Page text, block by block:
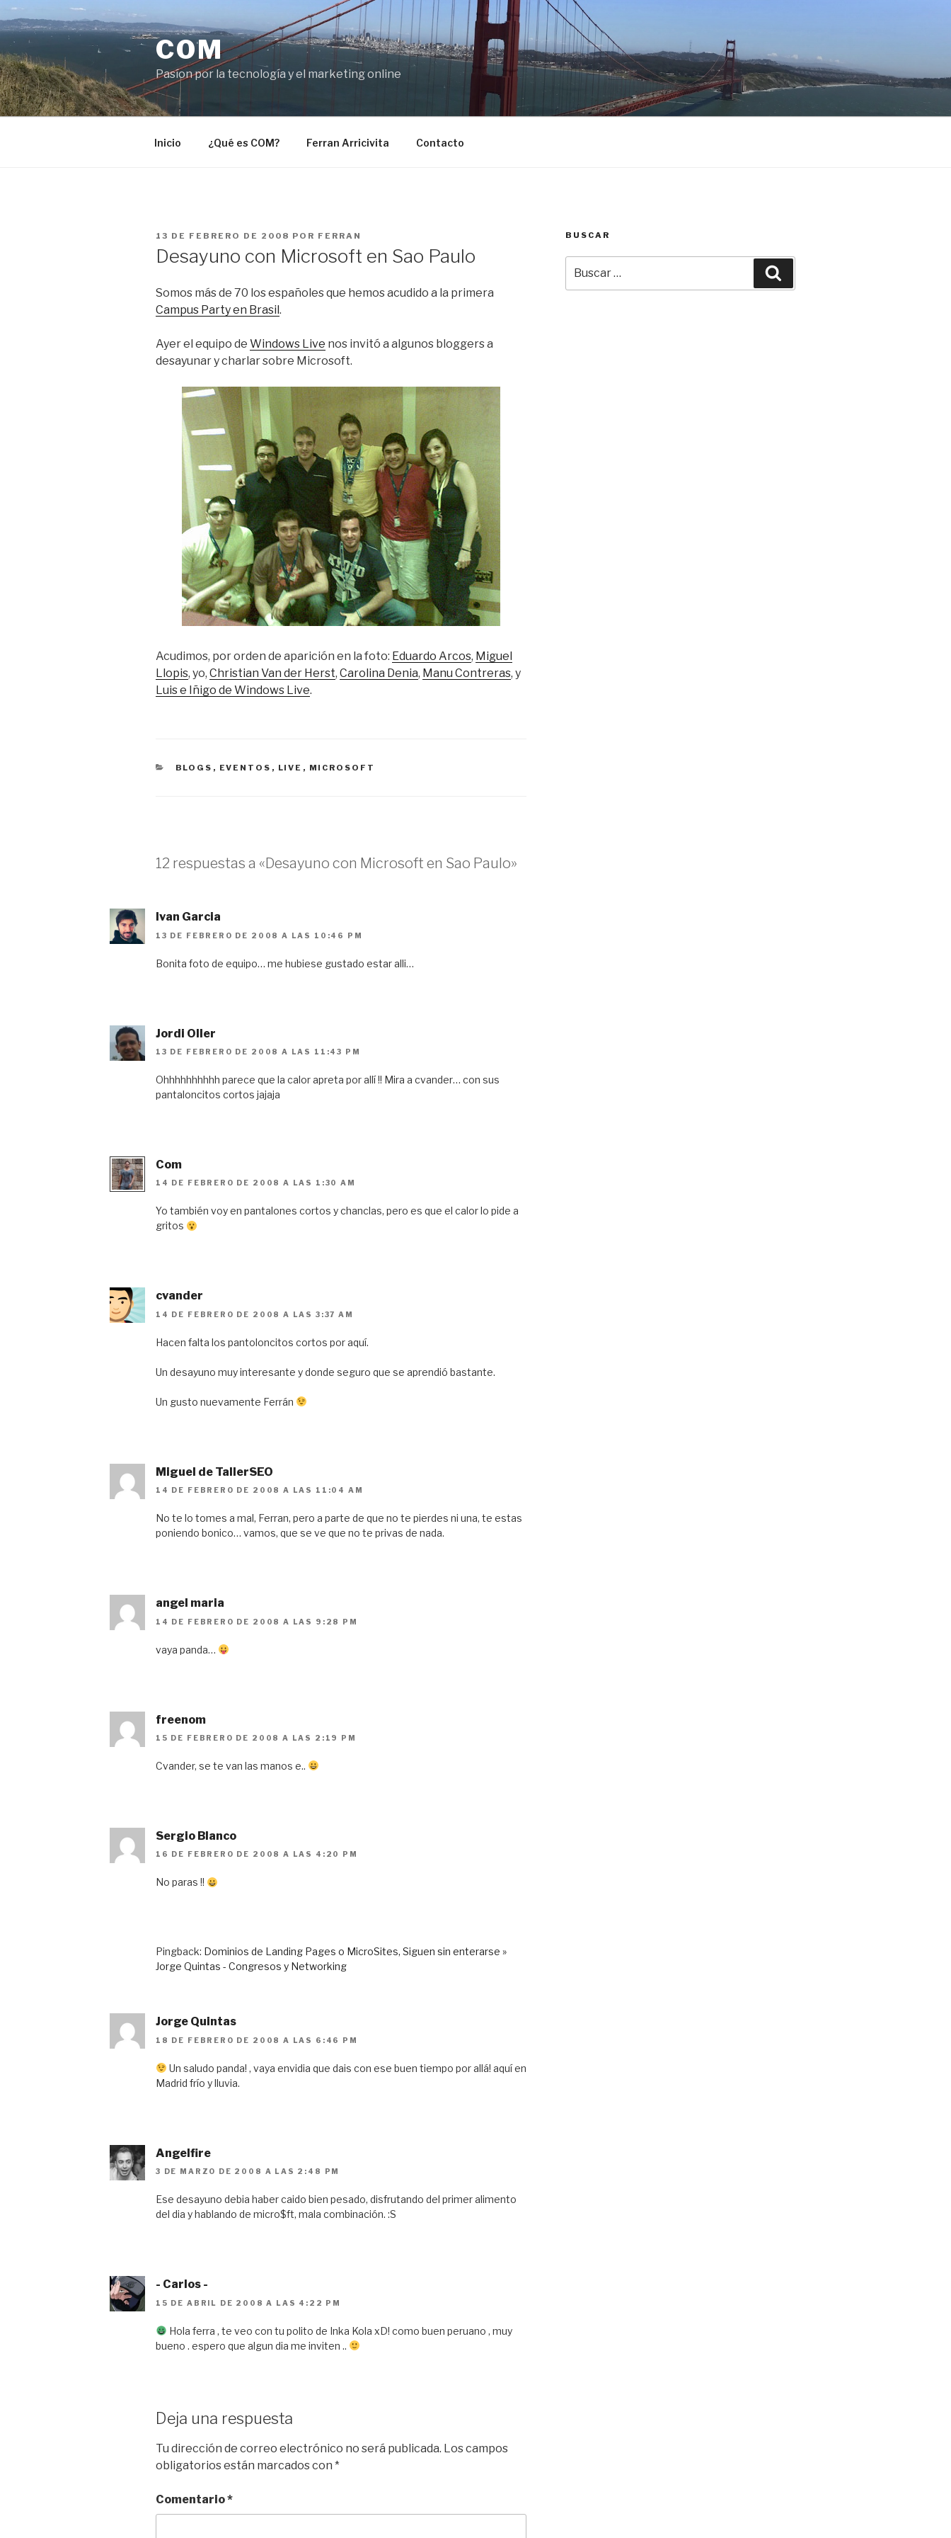
Saltar
al
contenido
COM
Pasíon por la tecnología y el marketing online
Inicio ¿Qué es COM? Ferran Arricivita Contacto
PUBLICADO
13 DE FEBRERO DE 2008 POR FERRAN
Desayuno con Microsoft en Sao Paulo
Somos más de 70 los españoles que hemos acudido a la primera
Campus Party en Brasil .
Ayer el equipo de Windows Live nos invitó a algunos bloggers a
desayunar y charlar sobre Microsoft.
Acudimos, por orden de aparición en la foto: Eduardo Arcos, Miguel
Llopis, yo, Christian Van der Herst, Carolina Denia, Manu Contreras, y
Luis e Iñigo de Windows Live.
CATEGORÍAS
BLOGS , EVENTOS , LIVE , MICROSOFT
12 respuestas a «Desayuno con Microsoft en Sao Paulo»
Ivan Garcia
13 DE FEBRERO DE 2008 A LAS 10:46 PM
Bonita foto de equipo… me hubiese gustado estar alli…
Jordi Oller
13 DE FEBRERO DE 2008 A LAS 11:43 PM
Ohhhhhhhhhh parece que la calor apreta por allí !! Mira a cvander… con sus
pantaloncitos cortos jajaja
Com
14 DE FEBRERO DE 2008 A LAS 1:30 AM
Yo también voy en pantalones cortos y chanclas, pero es que el calor lo pide a
gritos
cvander
14 DE FEBRERO DE 2008 A LAS 3:37 AM
Hacen falta los pantoloncitos cortos por aquí.
Un desayuno muy interesante y donde seguro que se aprendió bastante.
Un gusto nuevamente Ferrán
Miguel de TallerSEO
14 DE FEBRERO DE 2008 A LAS 11:04 AM
No te lo tomes a mal, Ferran, pero a parte de que no te pierdes ni una, te estas
poniendo bonico… vamos, que se ve que no te privas de nada.
angel maria
14 DE FEBRERO DE 2008 A LAS 9:28 PM
vaya panda…
freenom
15 DE FEBRERO DE 2008 A LAS 2:19 PM
Cvander, se te van las manos e..
Sergio Blanco
16 DE FEBRERO DE 2008 A LAS 4:20 PM
No paras !!
Pingback: Dominios de Landing Pages o MicroSites, Siguen sin enterarse »
Jorge Quintas - Congresos y Networking
Jorge Quintas
18 DE FEBRERO DE 2008 A LAS 6:46 PM
Un saludo panda! , vaya envidia que dais con ese buen tiempo por allá! aquí en
Madrid frío y lluvia.
Angelfire
3 DE MARZO DE 2008 A LAS 2:48 PM
Ese desayuno debia haber caido bien pesado, disfrutando del primer alimento
del dia y hablando de micro$ft, mala combinación. :S
- Carlos -
15 DE ABRIL DE 2008 A LAS 4:22 PM
Hola ferra , te veo con tu polito de Inka Kola xD! como buen peruano , muy
bueno . espero que algun dia me inviten ..
Deja una respuesta
Tu dirección de correo electrónico no será publicada. Los campos
obligatorios están marcados con *
Comentario*
BUSCAR
por: